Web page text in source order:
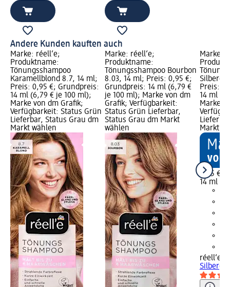
Andere Kunden kauften auch
Marke: réell‘e;
Produktname:
Tönungsshampoo
Karamellblond 8.7, 14 ml;
Preis: 0,95 €; Grundpreis:
14 ml (6,79 € je 100 ml);
Marke von dm Grafik;
Verfügbarkeit: Status Grün
Lieferbar, Status Grau dm
Markt wählen
Marke: réell‘e;
Produktname:
Tönungsshampoo Bourbon
8.03, 14 ml; Preis: 0,95 €;
Grundpreis: 14 ml (6,79 €
je 100 ml); Marke von dm
Grafik; Verfügbarkeit:
Status Grün Lieferbar,
Status Grau dm Markt
wählen
Marke:
Preis:
14 ml
Marke
Markt
0,95 €
14 ml
réell‘e